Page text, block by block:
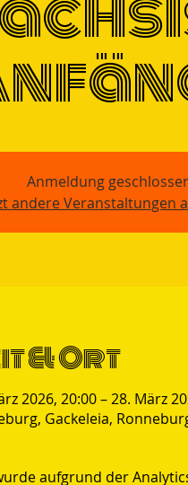
Anmeldung
andere Veranstaltungen
& Ort
2026, 20:00 – 28. März
Gackeleia,
aufgrund der